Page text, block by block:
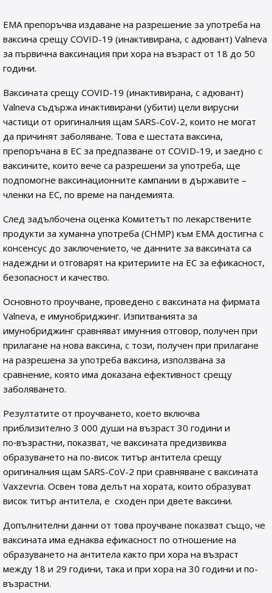
EMA препоръчва издаване на разрешение за употреба на
ваксина срещу COVID-19 (инактивирана, с адювант) Valneva
за първична ваксинация при хора на възраст от 18 до 50
години.
Ваксината срещу COVID-19 (инактивирана, с адювант)
Valneva съдържа инактивирани (убити) цели вирусни
частици от оригиналния щам SARS-CoV-2, които не могат
да причинят заболяване. Това е шестата ваксина,
препоръчана в ЕС за предпазване от COVID-19, и заедно с
ваксините, които вече са разрешени за употреба, ще
подпомогне ваксинационните кампании в държавите –
членки на ЕС, по време на пандемията.
След задълбочена оценка Комитетът по лекарствените
продукти за хуманна употреба (CHMP) към ЕМА достигна с
консенсус до заключението, че данните за ваксината са
надеждни и отговарят на критериите на ЕС за ефикасност,
безопасност и качество.
Основното проучване, проведено с ваксината на фирмата
Valneva, е имунобриджинг. Изпитванията за
имунобриджинг сравняват имунния отговор, получен при
прилагане на нова ваксина, с този, получен при прилагане
на разрешена за употреба ваксина, използвана за
сравнение, която има доказана ефективност срещу
заболяването.
Резултатите от проучването, което включва
приблизително 3 000 души на възраст 30 години и
по‑възрастни, показват, че ваксината предизвиква
образуването на по-висок титър антитела срещу
оригиналния щам SARS-CoV-2 при сравняване с ваксината
Vaxzevria. Освен това делът на хората, които образуват
висок титър антитела, е сходен при двете ваксини.
Допълнителни данни от това проучване показват също, че
ваксината има еднаква ефикасност по отношение на
образуването на антитела както при хора на възраст
между 18 и 29 години, така и при хора на 30 години и по-
възрастни.